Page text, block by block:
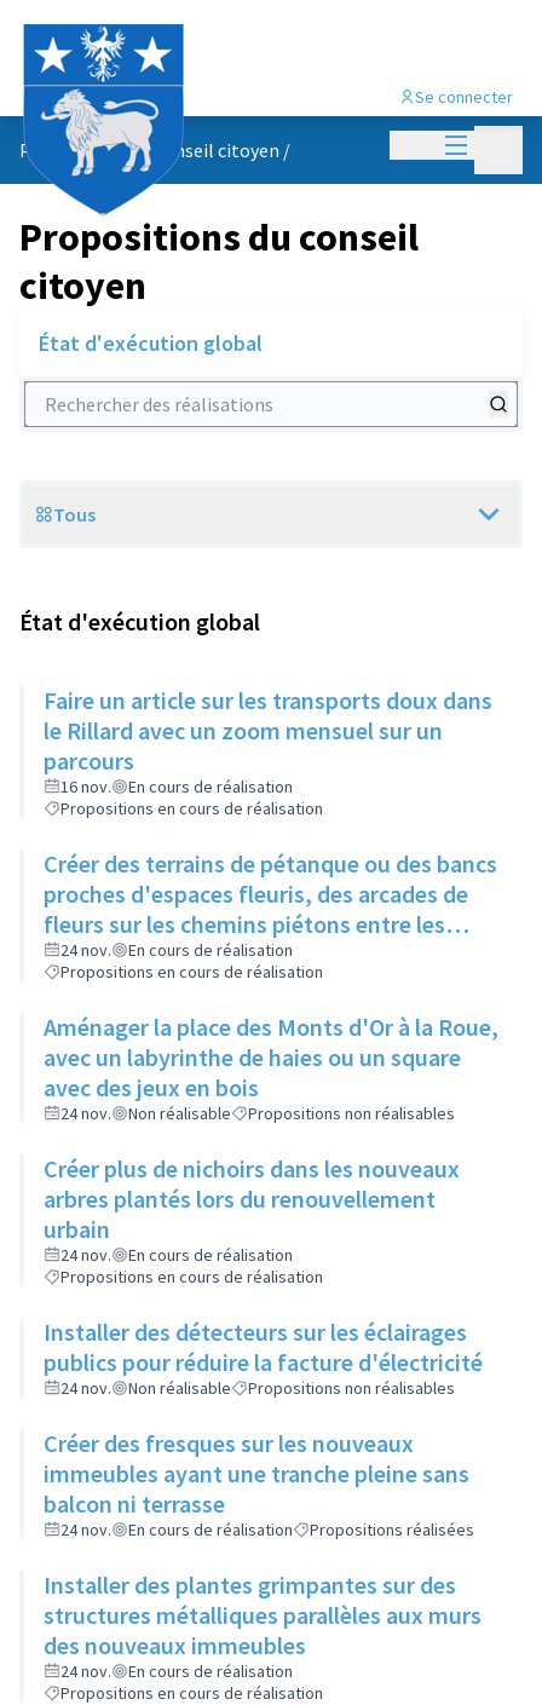
Menu
Se connecter
Propositions du conseil citoyen /
Propositions du conseil
citoyen
État d'exécution global
Rechercher des réalisations
Scope
Tous
État d'exécution global
Faire un article sur les transports doux dans
le Rillard avec un zoom mensuel sur un
parcours
16 nov.
En cours de réalisation
Propositions en cours de réalisation
Créer des terrains de pétanque ou des bancs
proches d'espaces fleuris, des arcades de
fleurs sur les chemins piétons entre les
immeubles
24 nov.
En cours de réalisation
Propositions en cours de réalisation
Aménager la place des Monts d'Or à la Roue,
avec un labyrinthe de haies ou un square
avec des jeux en bois
24 nov. Non réalisable Propositions non réalisables
Créer plus de nichoirs dans les nouveaux
arbres plantés lors du renouvellement
urbain
24 nov.
En cours de réalisation
Propositions en cours de réalisation
Installer des détecteurs sur les éclairages
publics pour réduire la facture d'électricité
24 nov. Non réalisable Propositions non réalisables
Créer des fresques sur les nouveaux
immeubles ayant une tranche pleine sans
balcon ni terrasse
24 nov. En cours de réalisation Propositions réalisées
Installer des plantes grimpantes sur des
structures métalliques parallèles aux murs
des nouveaux immeubles
24 nov.
En cours de réalisation
Propositions en cours de réalisation